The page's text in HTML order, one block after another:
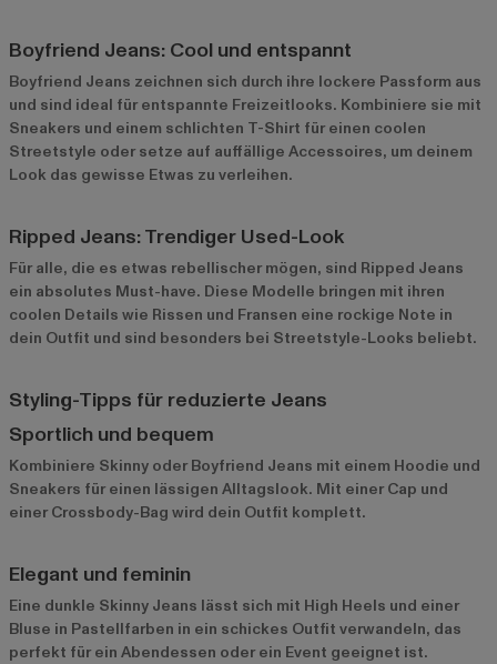
Boyfriend Jeans: Cool und entspannt
Boyfriend Jeans zeichnen sich durch ihre lockere Passform aus
und sind ideal für entspannte Freizeitlooks. Kombiniere sie mit
Sneakers und einem schlichten T-Shirt für einen coolen
Streetstyle oder setze auf auffällige Accessoires, um deinem
Look das gewisse Etwas zu verleihen.
Ripped Jeans: Trendiger Used-Look
Für alle, die es etwas rebellischer mögen, sind Ripped Jeans
ein absolutes Must-have. Diese Modelle bringen mit ihren
coolen Details wie Rissen und Fransen eine rockige Note in
dein Outfit und sind besonders bei Streetstyle-Looks beliebt.
Styling-Tipps für reduzierte Jeans
Sportlich und bequem
Kombiniere Skinny oder Boyfriend Jeans mit einem Hoodie und
Sneakers für einen lässigen Alltagslook. Mit einer Cap und
einer Crossbody-Bag wird dein Outfit komplett.
Elegant und feminin
Eine dunkle Skinny Jeans lässt sich mit High Heels und einer
Bluse in Pastellfarben in ein schickes Outfit verwandeln, das
perfekt für ein Abendessen oder ein Event geeignet ist.